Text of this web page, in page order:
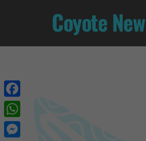
Coyote
Facebook
WhatsApp